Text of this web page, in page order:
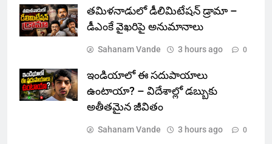
తమిళనాడులో డీలిమిటేషన్ డ్రామా –
డీఎంకే వైఖరిపై అనుమానాలు
Sahanam Vande 3 hours ago 0
ఇండియాలో‌ ఈ సదుపాయాలు
ఉంటాయా? – విదేశాల్లో డబ్బుకు
అతీతమైన జీవితం
Sahanam Vande 3 hours ago 0